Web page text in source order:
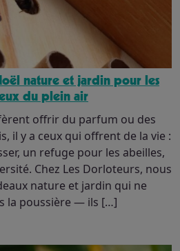
du plein air
offrir du parfum ou des
il y a ceux qui offrent de la vie :
un refuge pour les abeilles,
Chez Les Dorloteurs, nous
nature et jardin qui ne
la poussière — ils […]